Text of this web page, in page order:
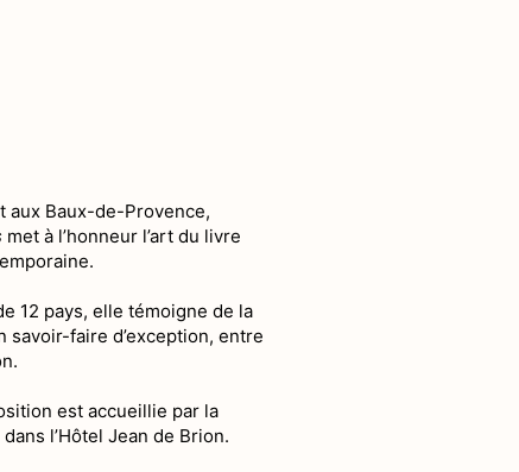
aux Baux-de-Provence,
met à l’honneur l’art du livre
12 pays, elle témoigne de la
savoir-faire d’exception, entre
est accueillie par la
l’Hôtel Jean de Brion.